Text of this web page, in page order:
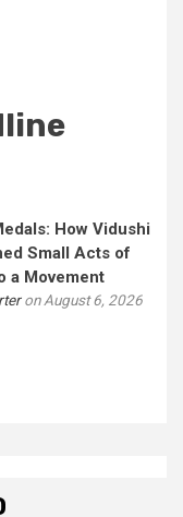
How Vidushi
Small Acts of
a Movement
on August 6, 2026